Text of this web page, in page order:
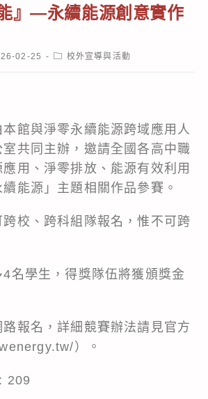
』―永續能源創意實作
02-25
Post校外宣導與活動
館與淨零永續能源跨域應用人
共同主辦，邀請全國各高中職
用、淨零排放、能源有效利用
能源」主題相關作品參賽。
校、跨科組隊報名，惟不可跨
4名學生，得獎隊伍將獲頒獎金
路報名，詳細競賽辦法請見官方
）。
209